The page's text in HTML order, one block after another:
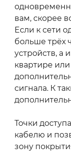
вам, скорее
Если к сети
больше трёх
устройств, а
квартире
сигнала. К
Точки
кабелю и
зону